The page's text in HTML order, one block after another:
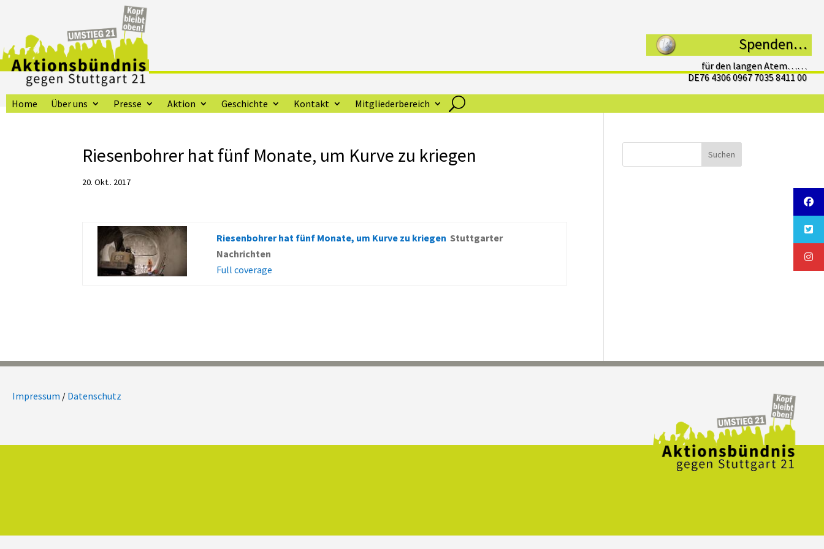
Spenden…
für den langen Atem……
DE76 4306 0967 7035 8411 00
Home Über uns Presse Aktion Geschichte Kontakt Mitgliederbereich
Riesenbohrer hat fünf Monate, um Kurve zu kriegen
20. Okt.. 2017
Riesenbohrer hat fünf Monate, um Kurve zu kriegen Stuttgarter
Nachrichten
Full coverage
Suchen
Impressum / Datenschutz